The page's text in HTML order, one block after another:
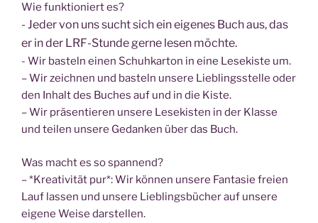
Wie funk­tio­niert es?
- Jeder von uns sucht sich ein eige­nes Buch aus, das
er in der LRF-Stun­de ger­ne lesen möchte.
- Wir bas­teln einen Schuh­kar­ton in eine Lese­kis­te um.
– Wir zeich­nen und bas­teln unse­re Lieb­lings­stel­le oder
den Inhalt des Buches auf und in die Kiste.
– Wir prä­sen­tie­ren unse­re Lese­kis­ten in der Klas­se
und tei­len unse­re Gedan­ken über das Buch.
Was macht es so spannend?
– *Krea­ti­vi­tät pur*: Wir kön­nen unse­re Fan­ta­sie frei­en
Lauf las­sen und unse­re Lieb­lings­bü­cher auf unse­re
eige­ne Wei­se darstellen.